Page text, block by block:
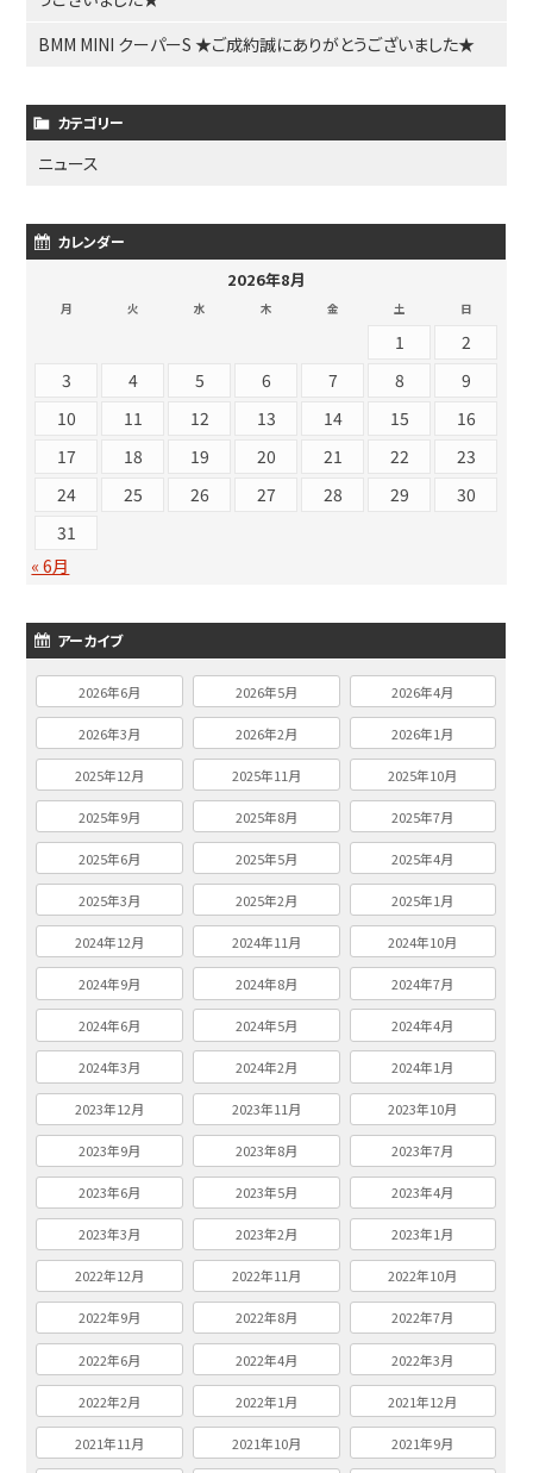
BMM MINI クーパーS ★ご成約誠にありがとうございました★
カテゴリー
ニュース
カレンダー
2026年8月
月 火 水 木 金 土 日
1
2
3
4 5 6 7 8
9
10
11 12 13 14 15
16
17
18 19 20 21 22
23
24
25 26 27 28 29
30
31
« 6月
アーカイブ
2026年6月 2026年5月 2026年4月
2026年3月 2026年2月 2026年1月
2025年12月 2025年11月 2025年10月
2025年9月 2025年8月 2025年7月
2025年6月 2025年5月 2025年4月
2025年3月 2025年2月 2025年1月
2024年12月 2024年11月 2024年10月
2024年9月 2024年8月 2024年7月
2024年6月 2024年5月 2024年4月
2024年3月 2024年2月 2024年1月
2023年12月 2023年11月 2023年10月
2023年9月 2023年8月 2023年7月
2023年6月 2023年5月 2023年4月
2023年3月 2023年2月 2023年1月
2022年12月 2022年11月 2022年10月
2022年9月 2022年8月 2022年7月
2022年6月 2022年4月 2022年3月
2022年2月 2022年1月 2021年12月
2021年11月 2021年10月 2021年9月